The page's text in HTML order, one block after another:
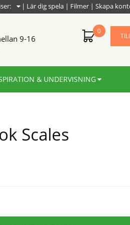
| Lär dig spela | Filmer | Skapa
9-16
0
& UNDERVISNING
Scales